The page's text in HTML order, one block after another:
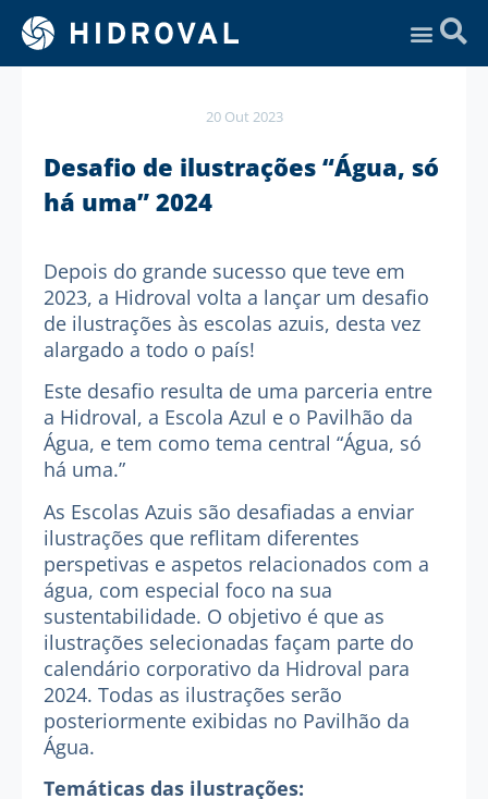
20 Out 2023
Desafio de ilustrações “Água, só
há uma” 2024
Depois do grande sucesso que teve em
2023, a Hidroval volta a lançar um desafio
de ilustrações às escolas azuis, desta vez
alargado a todo o país!
Este desafio resulta de uma parceria entre
a Hidroval, a Escola Azul e o Pavilhão da
Água, e tem como tema central “Água, só
há uma.”
As Escolas Azuis são desafiadas a enviar
ilustrações que reflitam diferentes
perspetivas e aspetos relacionados com a
água, com especial foco na sua
sustentabilidade. O objetivo é que as
ilustrações selecionadas façam parte do
calendário corporativo da Hidroval para
2024. Todas as ilustrações serão
posteriormente exibidas no Pavilhão da
Água.
Temáticas das ilustrações: